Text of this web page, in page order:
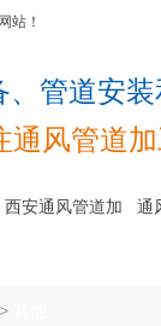
站！
、管道安
通风管道
西安通风管道加 通
>